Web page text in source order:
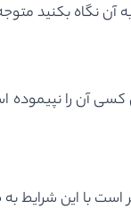
آن نگاه بکنید
کسی آن را نپیموده
است با این